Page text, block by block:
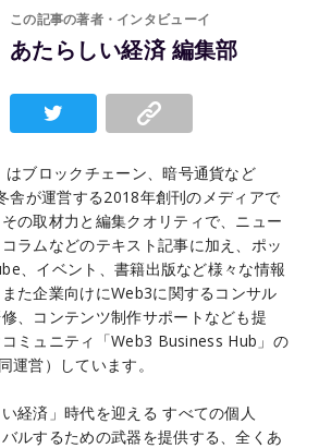
この記事の著者・インタビューイ
あたらしい経済 編集部
はブロックチェーン、暗号通貨など
舎が運営する2018年創刊のメディアで
の取材力と編集クオリティで、ニュー
ラムなどのテキスト記事に加え、ポッ
、イベント、書籍出版など様々な情報
た企業向けにWeb3に関するコンサル
、コンテンツ制作サポートなども提
ミュニティ「Web3 Business Hub」の
運営）しています。
経済」時代を迎える すべての個人
ルするための武器を提供する、全くあ